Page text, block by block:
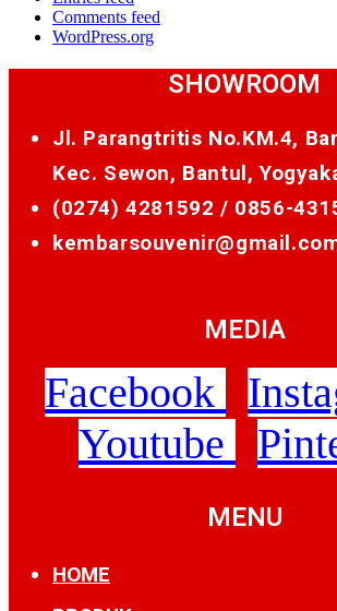
Comments feed
WordPress.org
SHOWROOM
Jl. Parangtritis No.KM.4,
Kec. Sewon, Bantul,
(0274) 4281592 / 0856-
MEDIA
Facebook
Youtube
MENU
HOME